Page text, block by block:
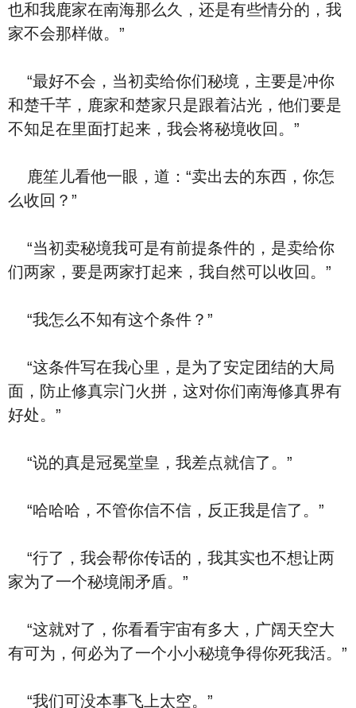
也和我鹿家在南海那么久，还是有些情分的，我
家不会那样做。”
“最好不会，当初卖给你们秘境，主要是冲你
和楚千芊，鹿家和楚家只是跟着沾光，他们要是
不知足在里面打起来，我会将秘境收回。”
鹿笙儿看他一眼，道：“卖出去的东西，你怎
么收回？”
“当初卖秘境我可是有前提条件的，是卖给你
们两家，要是两家打起来，我自然可以收回。”
“我怎么不知有这个条件？”
“这条件写在我心里，是为了安定团结的大局
面，防止修真宗门火拼，这对你们南海修真界有
好处。”
“说的真是冠冕堂皇，我差点就信了。”
“哈哈哈，不管你信不信，反正我是信了。”
“行了，我会帮你传话的，我其实也不想让两
家为了一个秘境闹矛盾。”
“这就对了，你看看宇宙有多大，广阔天空大
有可为，何必为了一个小小秘境争得你死我活。”
“我们可没本事飞上太空。”